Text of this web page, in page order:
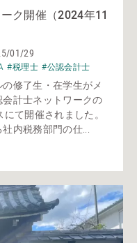
ク開催（2024年11
01/29
#税理士 #公認会計士
修了生・在学生がメ
計士ネットワークの
て開催されました。
内税務部門の仕...